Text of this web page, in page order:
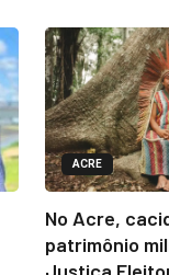
ACRE
No Acre,
patrimônio